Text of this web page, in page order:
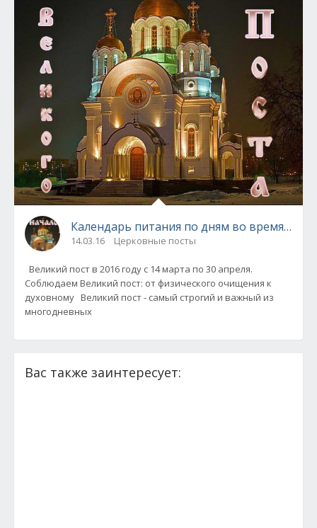
Календарь питания по дням во время
14.03.16 Церковные посты
Великий пост в 2016 году с 14 марта по 30 апреля.
Соблюдаем Великий пост: от физического очищения к
духовному Великий пост - самый строгий и важный из
многодневных
Вас также заинтересует: